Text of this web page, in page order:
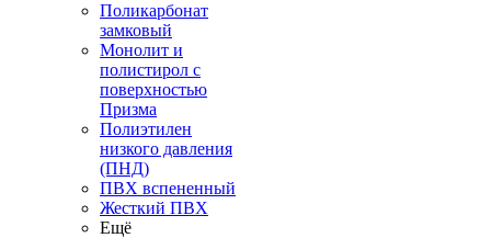
Поликарбонат
замковый
Монолит и
полистирол с
поверхностью
Призма
Полиэтилен
низкого давления
(ПНД)
ПВХ вспененный
Жесткий ПВХ
Ещё